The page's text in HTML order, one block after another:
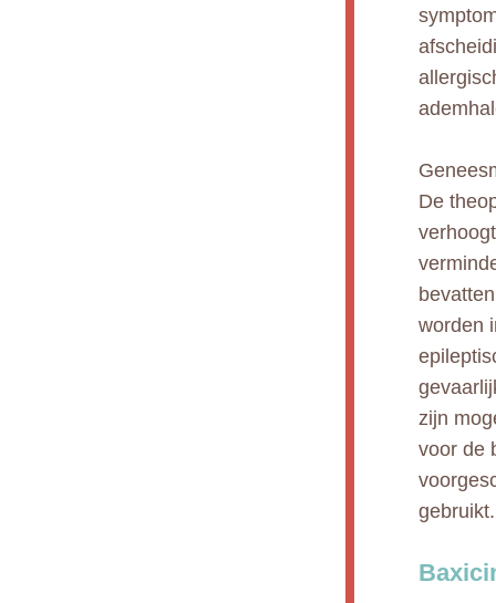
De
worden
zijn
voor de
gebruikt.